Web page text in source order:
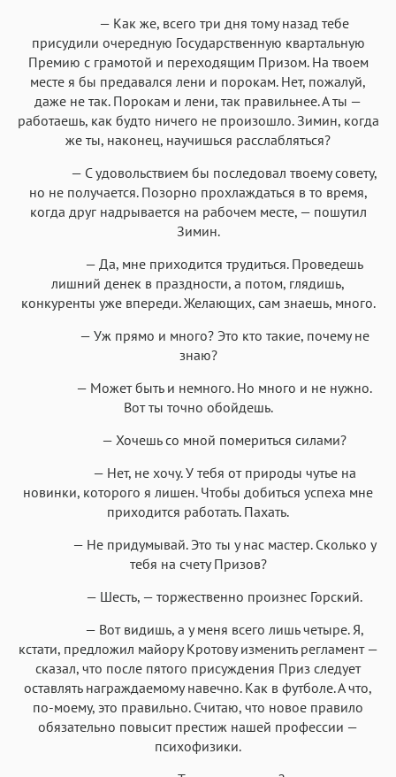
— Как же, всего три дня тому назад тебе
присудили очередную Государственную квартальную
Премию с грамотой и переходящим Призом. На твоем
месте я бы предавался лени и порокам. Нет, пожалуй,
даже не так. Порокам и лени, так правильнее. А ты —
работаешь, как будто ничего не произошло. Зимин, когда
же ты, наконец, научишься расслабляться?
— С удовольствием бы последовал твоему совету,
но не получается. Позорно прохлаждаться в то время,
когда друг надрывается на рабочем месте, — пошутил
Зимин.
— Да, мне приходится трудиться. Проведешь
лишний денек в праздности, а потом, глядишь,
конкуренты уже впереди. Желающих, сам знаешь, много.
— Уж прямо и много? Это кто такие, почему не
знаю?
— Может быть и немного. Но много и не нужно.
Вот ты точно обойдешь.
— Хочешь со мной помериться силами?
— Нет, не хочу. У тебя от природы чутье на
новинки, которого я лишен. Чтобы добиться успеха мне
приходится работать. Пахать.
— Не придумывай. Это ты у нас мастер. Сколько у
тебя на счету Призов?
— Шесть, — торжественно произнес Горский.
— Вот видишь, а у меня всего лишь четыре. Я,
кстати, предложил майору Кротову изменить регламент —
сказал, что после пятого присуждения Приз следует
оставлять награждаемому навечно. Как в футболе. А что,
по-моему, это правильно. Считаю, что новое правило
обязательно повысит престиж нашей профессии —
психофизики.